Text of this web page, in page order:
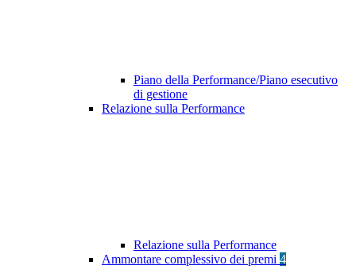
Piano della Performance/Piano esecutivo
di gestione
Relazione sulla Performance
Relazione sulla Performance
Ammontare complessivo dei premi 4